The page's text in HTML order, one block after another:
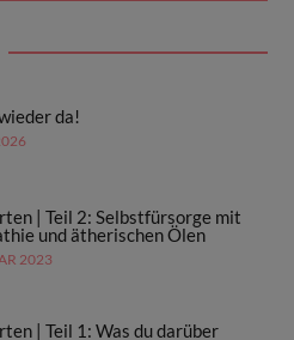
da!
| Teil 2: Selbstfürsorge mit
und ätherischen Ölen
2023
| Teil 1: Was du darüber